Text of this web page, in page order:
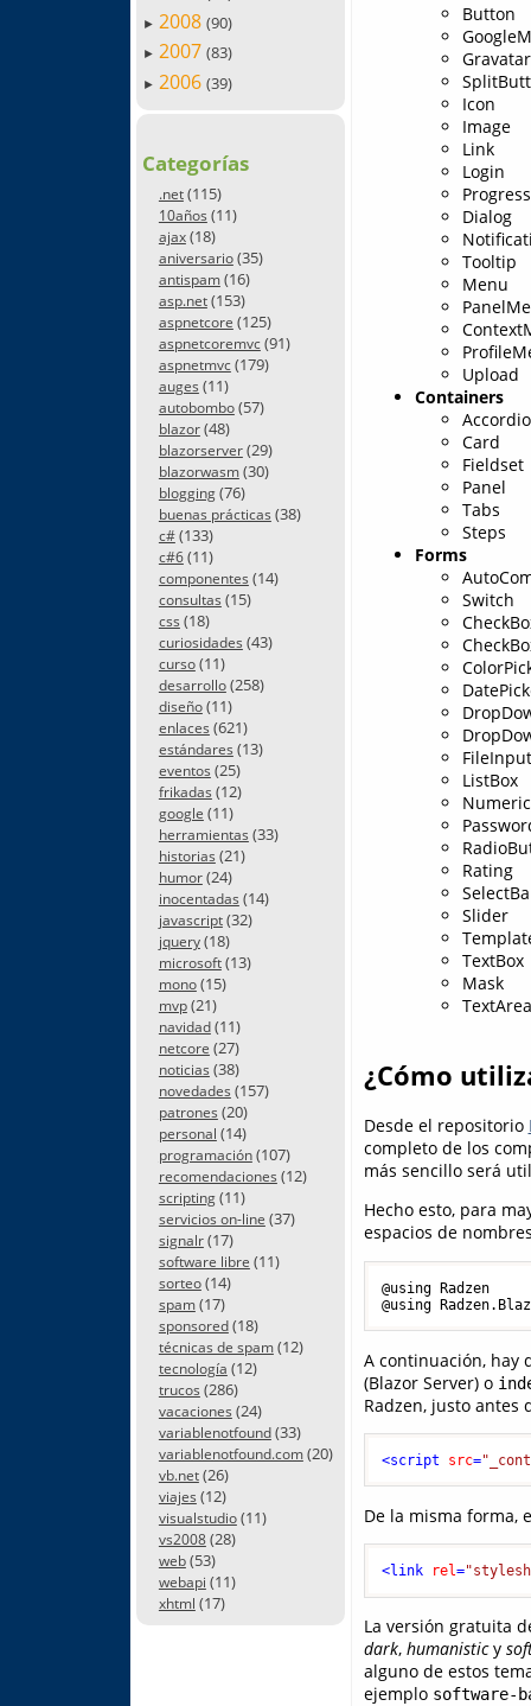
► 2008 (90)
► 2007 (83)
► 2006 (39)
Categorías
.net(115)
10años (11)
ajax(18)
aniversario(35)
antispam(16)
asp.net(153)
aspnetcore (125)
aspnetcoremvc(91)
aspnetmvc(179)
auges (11)
autobombo(57)
blazor(48)
blazorserver(29)
blazorwasm(30)
blogging(76)
buenas prácticas (38)
c#(133)
c#6(11)
componentes (14)
consultas (15)
css (18)
curiosidades (43)
curso(11)
desarrollo(258)
diseño(11)
enlaces (621)
estándares (13)
eventos (25)
frikadas (12)
google (11)
herramientas (33)
historias (21)
humor(24)
inocentadas (14)
javascript(32)
jquery(18)
microsoft(13)
mono(15)
mvp(21)
navidad(11)
netcore (27)
noticias (38)
novedades (157)
patrones (20)
personal (14)
programación(107)
recomendaciones (12)
scripting(11)
servicios on-line (37)
signalr(17)
software libre (11)
sorteo(14)
spam(17)
sponsored(18)
técnicas de spam(12)
tecnología (12)
trucos (286)
vacaciones (24)
variablenotfound(33)
variablenotfound.com(20)
vb.net(26)
viajes (12)
visualstudio(11)
vs2008(28)
web(53)
webapi (11)
xhtml (17)
Button
Gravatar
Icon
Image
Link
Login
Dialog
Tooltip
Menu
Upload
Containers
Card
Fieldset
Panel
Tabs
Steps
Forms
Switch
FileInput
ListBox
Numeric
Rating
Slider
TextBox
Mask
TextArea
¿Cómo
Desde el repositorio
completo de los
más sencillo será
Hecho esto, para
espacios de
@using Radzen
A continuación, hay
(Blazor Server) o
Radzen, justo antes
<script src=
De la misma forma,
<link rel=
La versión gratuita
dark, humanisticy
alguno de estos
ejemplo software-